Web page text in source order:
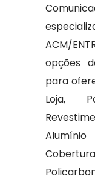
ACM/
opções
para
Loja,